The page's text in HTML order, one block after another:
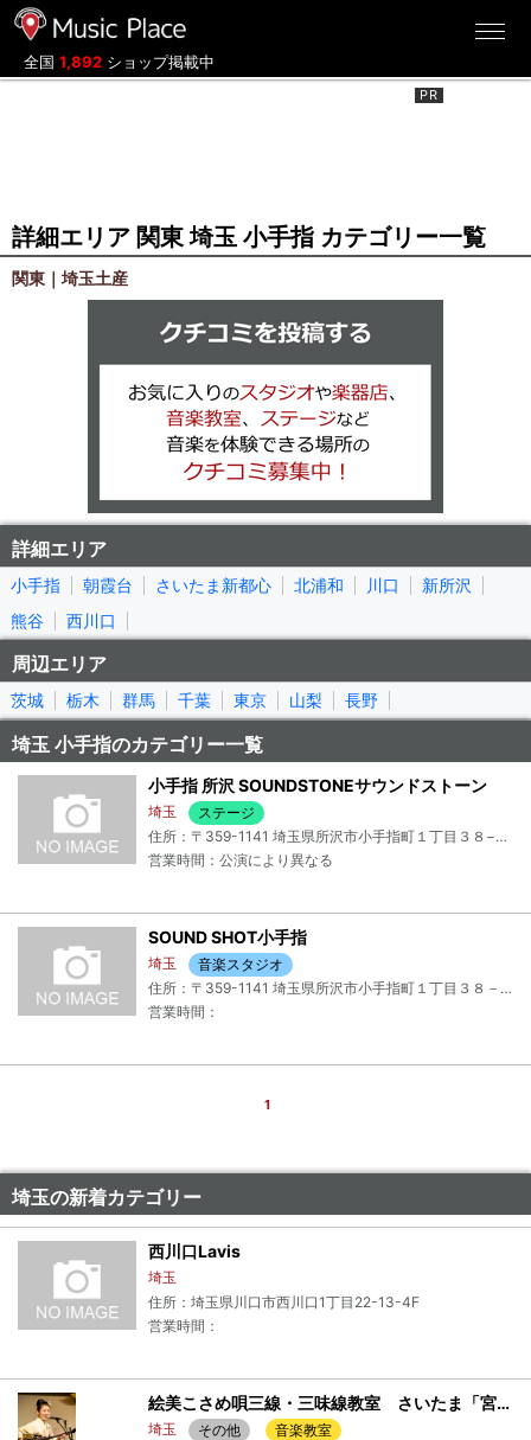
全国 1,892 ショップ掲載中
詳細エリア 関東 埼玉 小手指 カテゴリー一覧
関東｜埼玉土産
詳細エリア
小手指 朝霞台 さいたま新都心 北浦和 川口
新所沢
熊谷
西川口
周辺エリア
茨城 栃木 群馬 千葉 東京 山梨 長野
埼玉 小手指のカテゴリー一覧
小手指 所沢 SOUNDSTONEサウンドストーン
埼玉
ステージ
住所：〒359-1141 埼玉県所沢市小手指町１丁目３８−１３
営業時間：公演により異なる
SOUND SHOT小手指
埼玉
音楽スタジオ
住所：〒359-1141 埼玉県所沢市小手指町１丁目３８－１２
営業時間：
1
埼玉の新着カテゴリー
西川口Lavis
埼玉
住所：埼玉県川口市西川口1丁目22-13-4F
営業時間：
絵美こさめ唄三線・三味線教室 さいたま「宮原教室」
埼玉 その他
音楽教室